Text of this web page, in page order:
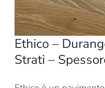
Ethico –
Strati –